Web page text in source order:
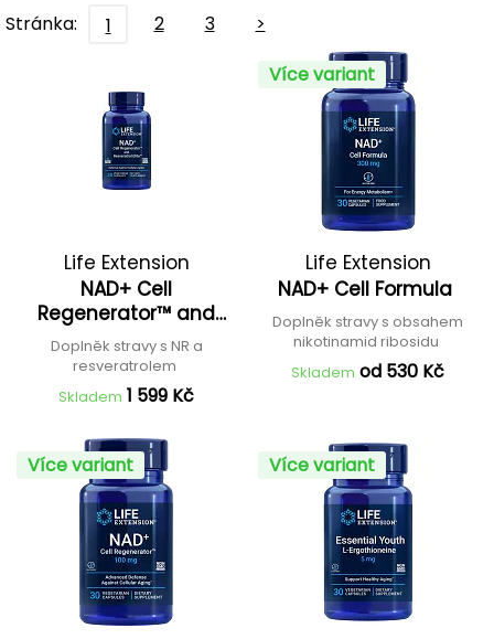
Stránka:
1 2 3 >
Life Extension
NAD+ Cell
Regenerator™ and
Resveratrol Elite™
Doplněk stravy s NR a
resveratrolem
Skladem 1 599 Kč
Více variant
Life Extension
NAD+ Cell Formula
Doplněk stravy s obsahem
nikotinamid ribosidu
Skladem od 530 Kč
Více variant Více variant